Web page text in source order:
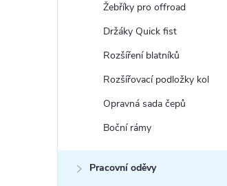
Žebříky pro offroad
Držáky Quick fist
Rozšíření blatníků
Rozšířovací podložky kol
Opravná sada čepů
Boční rámy
Pracovní oděvy